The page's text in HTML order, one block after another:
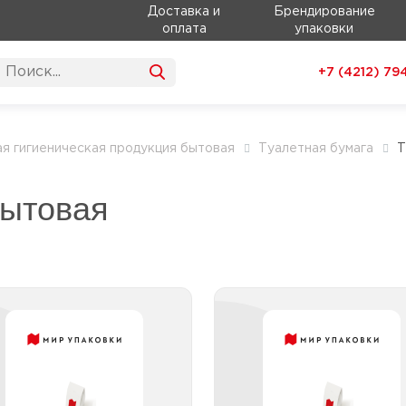
Доставка и
оплата
Брендирование
упаковки
+7 (4212)
гигиеническая продукция бытовая Туалетная бумага
бытовая 2 слоя
бытовая 3